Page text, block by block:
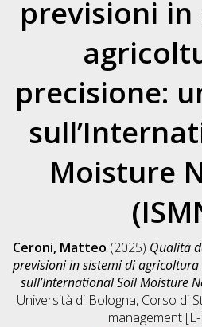
previsioni
precisione:
Moisture
Ceroni, Matteo (2025) Qualità
previsioni in sistemi di agricoltura
sull’International Soil Moisture
Università di Bologna, Corso di
management